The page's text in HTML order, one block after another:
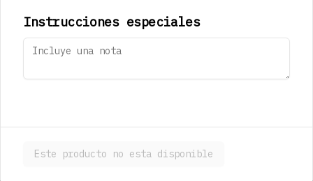
473 ml
$180.00
Stella Artois
Instrucciones especiales
Este producto no esta disponible